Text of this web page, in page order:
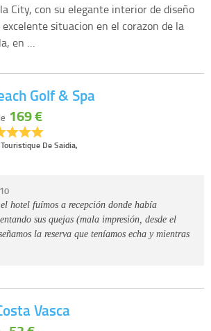
City, con su elegante interior de diseño
situacion en el corazon de la
en …
Golf & Spa
De Saidia,
169 €
hotel fuímos a recepción donde había
sus quejas (mala impresión, desde el
la reserva que teníamos echa y mientras
Vasca